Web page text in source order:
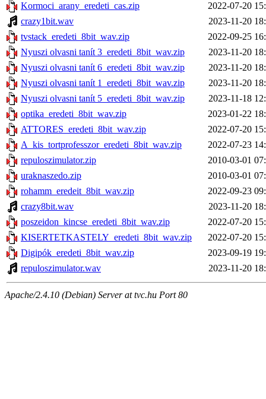
Kormoci_arany_eredeti_cas.zip
2022-07-20
crazy1bit.wav
2023-11-20
tvstack_eredeti_8bit_wav.zip
2022-09-25
Nyuszi olvasni tanít 3_eredeti_8bit_wav.zip
2023-11-20
Nyuszi olvasni tanít 6_eredeti_8bit_wav.zip
2023-11-20
Nyuszi olvasni tanít 1_eredeti_8bit_wav.zip
2023-11-20
Nyuszi olvasni tanít 5_eredeti_8bit_wav.zip
2023-11-18
optika_eredeti_8bit_wav.zip
2023-01-22
ATTORES_eredeti_8bit_wav.zip
2022-07-20
A_kis_tortprofesszor_eredeti_8bit_wav.zip
2022-07-23
repuloszimulator.zip
2010-03-01
uraknaszedo.zip
2010-03-01
rohamm_eredeit_8bit_wav.zip
2022-09-23
crazy8bit.wav
2023-11-20
poszeidon_kincse_eredeti_8bit_wav.zip
2022-07-20
KISERTETKASTELY_eredeti_8bit_wav.zip
2022-07-20
Digipók_eredeti_8bit_wav.zip
2023-09-19
repuloszimulator.wav
2023-11-20
Apache/2.4.10 (Debian) Server at tvc.hu Port 80